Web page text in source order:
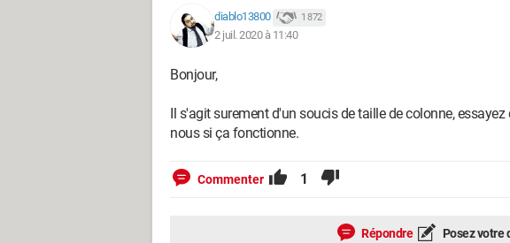
diablo13800 1 872
2 juil. 2020 à 11:40
Bonjour,
Il s'agit surement d'un soucis de taille de colonne,
nous si ça fonctionne.
Commenter 1
Répondre Posez votre